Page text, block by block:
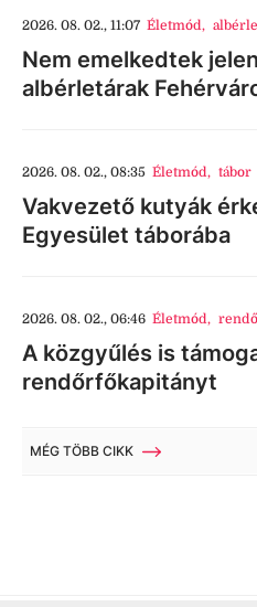
2026. 08. 02., 11:07 Életmód,
Nem emelkedtek
albérletárak
2026. 08. 02., 08:35 Életmód, tábor
Vakvezető kutyák
Egyesület táborába
2026. 08. 02., 06:46 Életmód,
A közgyűlés is
rendőrfőkapitányt
MÉG TÖBB CIKK